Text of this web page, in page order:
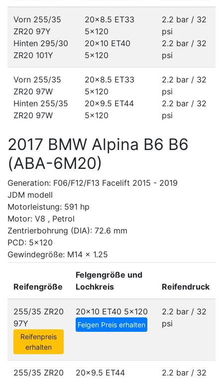
Vorn 255/35
ZR20 97Y
Hinten 295/30
ZR20 101Y
20x8.5 ET33
5x120
20x10 ET40
5x120
2.2 bar / 32
psi
2.2 bar / 32
psi
Vorn 255/35
ZR20 97W
Hinten 255/35
ZR20 97W
20x8.5 ET33
5x120
20x9.5 ET44
5x120
2.2 bar / 32
psi
2.2 bar / 32
psi
2017 BMW Alpina B6 B6
(ABA-6M20)
Generation: F06/F12/F13 Facelift 2015 - 2019
JDM modell
Motorleistung: 591 hp
Motor: V8 , Petrol
Zentrierbohrung (DIA): 72.6 mm
PCD: 5x120
Gewindegröße: M14 x 1.25
Reifengröße
Felgengröße und
Lochkreis
Reifendruck
255/35 ZR20
97Y
Reifenpreis
erhalten
20x10 ET40 5x120
Felgen Preis erhalten
2.2 bar / 32
psi
255/35 ZR20
20x9.5 ET44
2.2 bar / 32